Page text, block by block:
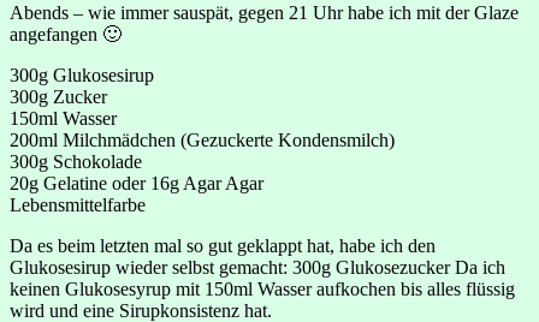
Abends – wie immer sauspät, gegen 21 Uhr habe ich mit der Glaze
angefangen 🙂
300g Glukosesirup
300g Zucker
150ml Wasser
200ml Milchmädchen (Gezuckerte Kondensmilch)
300g Schokolade
20g Gelatine oder 16g Agar Agar
Lebensmittelfarbe
Da es beim letzten mal so gut geklappt hat, habe ich den
Glukosesirup wieder selbst gemacht: 300g Glukosezucker Da ich
keinen Glukosesyrup mit 150ml Wasser aufkochen bis alles flüssig
wird und eine Sirupkonsistenz hat.